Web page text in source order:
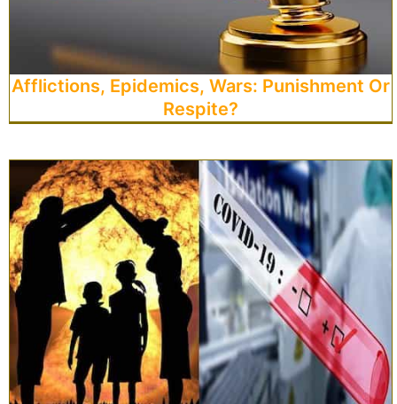
Afflictions, Epidemics, Wars: Punishment Or
Respite?